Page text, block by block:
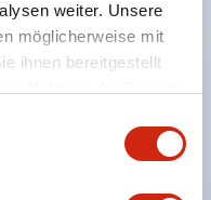
weiter. Unsere
möglicherweise mit
ihnen bereitgestellt
sind jetzt
mit nur einer